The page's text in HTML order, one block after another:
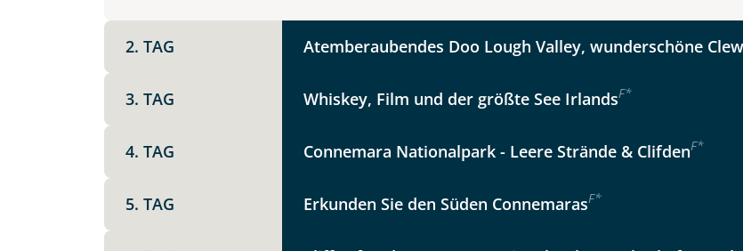
Telegram per E-Mail
2. TAG Atemberaubendes Doo Lough Valley, wunderschöne
3. TAG Whiskey, Film und der größte See IrlandsF*
4. TAG Connemara Nationalpark - Leere Strände & ClifdenF*
5. TAG Erkunden Sie den Süden ConnemarasF*
Weitere Informationen